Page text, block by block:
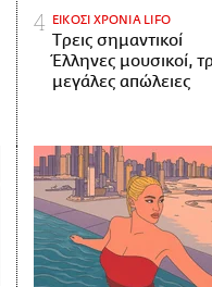
ΕΙΚΟΣΙ ΧΡΟΝΙΑ LIFO
Tρεις σημαντικοί
Έλληνες μουσικοί,
μεγάλες απώλειες